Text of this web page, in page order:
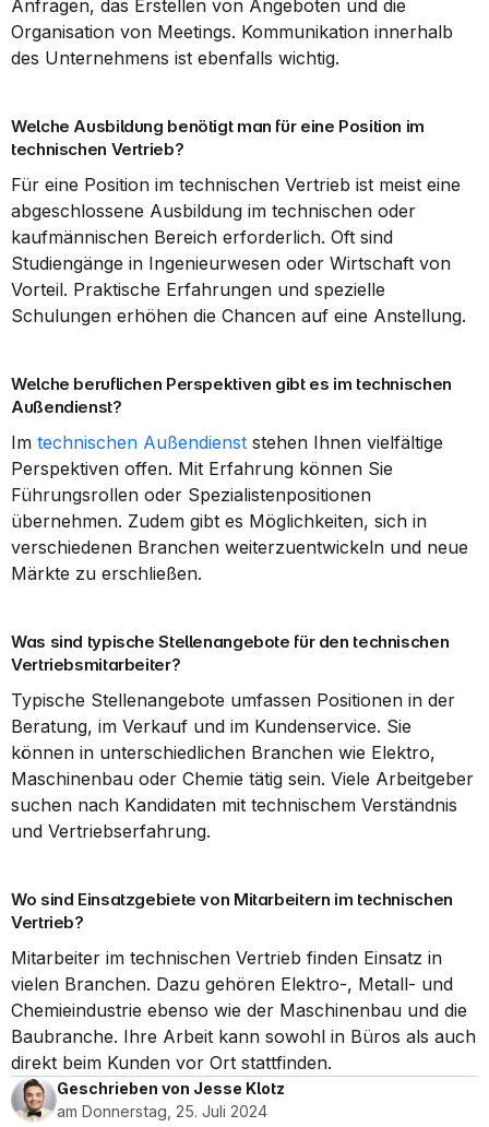
Anfragen, das Erstellen von Angeboten und die
Organisation von Meetings. Kommunikation innerhalb
des Unternehmens ist ebenfalls wichtig.
Welche Ausbildung benötigt man für eine Position im
technischen Vertrieb?
Für eine Position im technischen Vertrieb ist meist eine
abgeschlossene Ausbildung im technischen oder
kaufmännischen Bereich erforderlich. Oft sind
Studiengänge in Ingenieurwesen oder Wirtschaft von
Vorteil. Praktische Erfahrungen und spezielle
Schulungen erhöhen die Chancen auf eine Anstellung.
Welche beruflichen Perspektiven gibt es im technischen
Außendienst?
Im technischen Außendienst stehen Ihnen vielfältige
Perspektiven offen. Mit Erfahrung können Sie
Führungsrollen oder Spezialistenpositionen
übernehmen. Zudem gibt es Möglichkeiten, sich in
verschiedenen Branchen weiterzuentwickeln und neue
Märkte zu erschließen.
Was sind typische Stellenangebote für den technischen
Vertriebsmitarbeiter?
Typische Stellenangebote umfassen Positionen in der
Beratung, im Verkauf und im Kundenservice. Sie
können in unterschiedlichen Branchen wie Elektro,
Maschinenbau oder Chemie tätig sein. Viele Arbeitgeber
suchen nach Kandidaten mit technischem Verständnis
und Vertriebserfahrung.
Wo sind Einsatzgebiete von Mitarbeitern im technischen
Vertrieb?
Mitarbeiter im technischen Vertrieb finden Einsatz in
vielen Branchen. Dazu gehören Elektro-, Metall- und
Chemieindustrie ebenso wie der Maschinenbau und die
Baubranche. Ihre Arbeit kann sowohl in Büros als auch
direkt beim Kunden vor Ort stattfinden.
Geschrieben von Jesse Klotz
am Donnerstag, 25. Juli 2024